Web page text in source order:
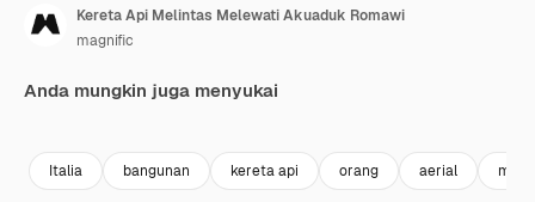
Kereta Api Melintas Melewati Akuaduk Romawi
magnific
Anda mungkin juga menyukai
Italia bangunan kereta api orang aerial mobil